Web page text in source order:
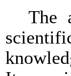
The